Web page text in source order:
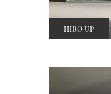
HIRO UP